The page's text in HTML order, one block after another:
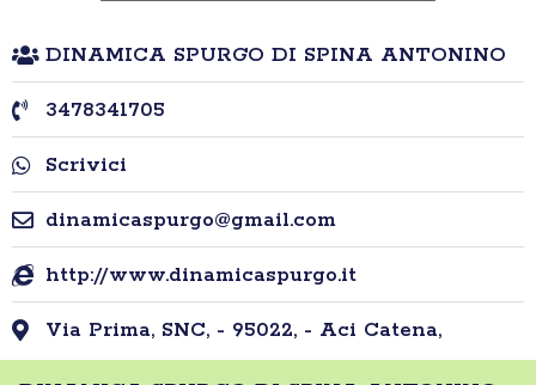
DINAMICA SPURGO DI SPINA ANTONINO
3478341705
Scrivici
dinamicaspurgo@gmail.com
http://www.dinamicaspurgo.it
Via Prima, SNC, - 95022, - Aci Catena,